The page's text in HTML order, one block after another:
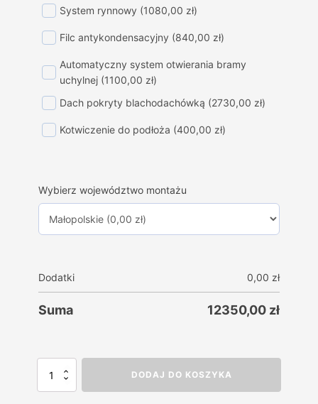
System rynnowy (1080,00 zł)
Filc antykondensacyjny (840,00 zł)
Automatyczny system otwierania bramy
uchylnej (1100,00 zł)
Dach pokryty blachodachówką (2730,00 zł)
Kotwiczenie do podłoża (400,00 zł)
Wybierz województwo montażu
Dodatki 0,00 zł
Suma 12350,00 zł
ilość
DODAJ DO KOSZYKA